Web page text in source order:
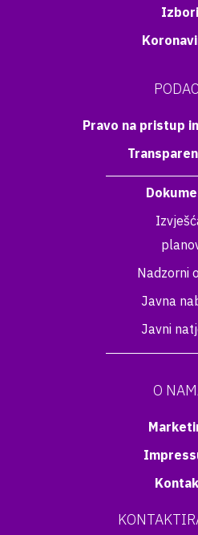
Izbori
Pravo na pristup
Nadzorni
Javna
Javni
O